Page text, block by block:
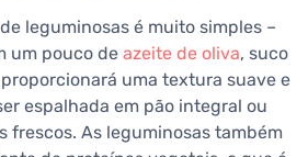
leguminosas é muito simples –
um pouco de azeite de oliva, suco
uma textura suave e
espalhada em pão integral ou
frescos. As leguminosas também